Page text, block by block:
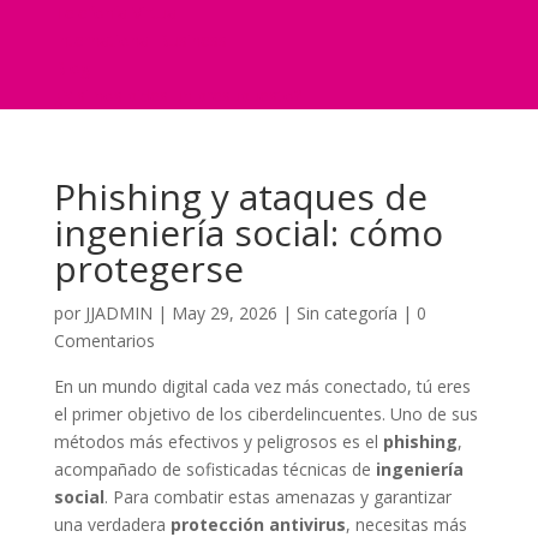
Phishing y ataques de
ingeniería social: cómo
protegerse
por JJADMIN | May 29, 2026 | Sin categoría | 0
Comentarios
En un mundo digital cada vez más conectado, tú eres
el primer objetivo de los ciberdelincuentes. Uno de sus
métodos más efectivos y peligrosos es el phishing,
acompañado de sofisticadas técnicas de ingeniería
social. Para combatir estas amenazas y garantizar
una verdadera protección antivirus, necesitas más